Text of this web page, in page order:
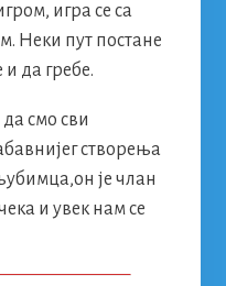
игра се са
Неки пут постане
да гребе.
смо сви
створења
је члан
и увек нам се